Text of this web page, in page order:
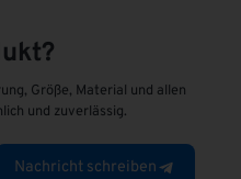
Größe, Material und allen
und zuverlässig.
Nachricht schreiben